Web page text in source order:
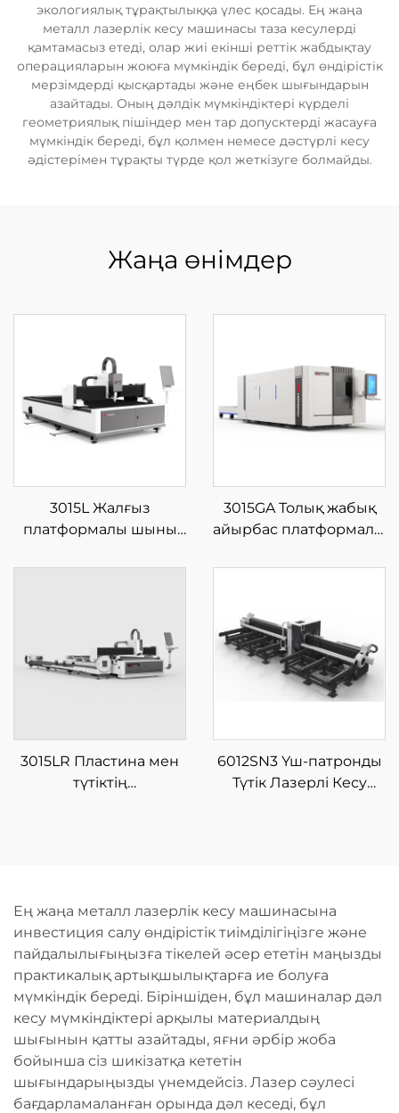
экологиялық тұрақтылыққа үлес қосады. Ең жаңа
металл лазерлік кесу машинасы таза кесулерді
қамтамасыз етеді, олар жиі екінші реттік жабдықтау
операцияларын жоюға мүмкіндік береді, бұл өндірістік
мерзімдерді қысқартады және еңбек шығындарын
азайтады. Оның дәлдік мүмкіндіктері күрделі
геометриялық пішіндер мен тар допусктерді жасауға
мүмкіндік береді, бұл қолмен немесе дәстүрлі кесу
әдістерімен тұрақты түрде қол жеткізуге болмайды.
Жаңа өнімдер
3015L Жалғыз
платформалы шыны
машинасы
3015GA Толық жабық
айырбас платформалы
лазерлі кесу
3015LR Пластина мен
түтіктің
6012SN3 Үш-патронды
Түтік Лазерлі Кесу
Ең жаңа металл лазерлік кесу машинасына
инвестиция салу өндірістік тиімділігіңізге және
пайдалылығыңызға тікелей әсер ететін маңызды
практикалық артықшылықтарға ие болуға
мүмкіндік береді. Біріншіден, бұл машиналар дәл
кесу мүмкіндіктері арқылы материалдың
шығынын қатты азайтады, яғни әрбір жоба
бойынша сіз шикізатқа кететін
шығындарыңызды үнемдейсіз. Лазер сәулесі
бағдарламаланған орында дәл кеседі, бұл